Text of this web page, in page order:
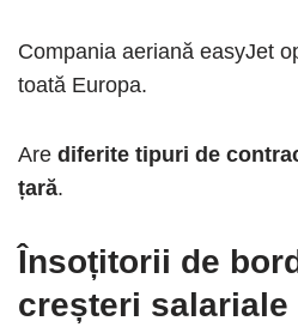
Compania aeriană easyJet
toată Europa.
Are diferite tipuri de
țară.
Însoțitorii de
creșteri salariale